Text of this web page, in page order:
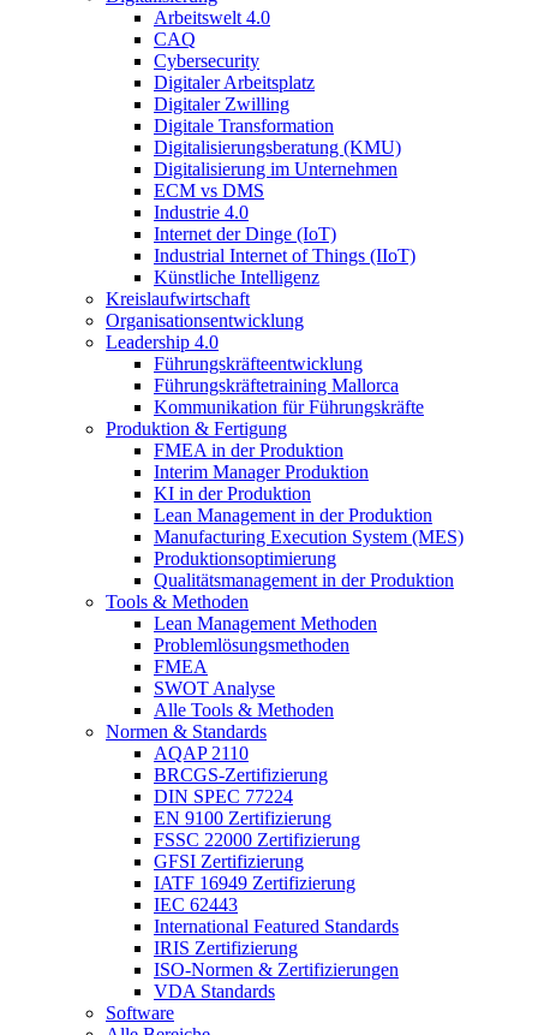
Arbeitswelt 4.0
CAQ
Cybersecurity
Digitaler Arbeitsplatz
Digitaler Zwilling
Digitale Transformation
Digitalisierungsberatung (KMU)
Digitalisierung im Unternehmen
ECM vs DMS
Industrie 4.0
Internet der Dinge (IoT)
Industrial Internet of Things (IIoT)
Künstliche Intelligenz
Kreislaufwirtschaft
Organisationsentwicklung
Leadership 4.0
Führungskräfteentwicklung
Führungskräftetraining Mallorca
Kommunikation für Führungskräfte
Produktion & Fertigung
FMEA in der Produktion
Interim Manager Produktion
KI in der Produktion
Lean Management in der Produktion
Manufacturing Execution System (MES)
Produktionsoptimierung
Qualitätsmanagement in der Produktion
Tools & Methoden
Lean Management Methoden
Problemlösungsmethoden
FMEA
SWOT Analyse
Alle Tools & Methoden
Normen & Standards
AQAP 2110
BRCGS-Zertifizierung
DIN SPEC 77224
EN 9100 Zertifizierung
FSSC 22000 Zertifizierung
GFSI Zertifizierung
IATF 16949 Zertifizierung
IEC 62443
International Featured Standards
IRIS Zertifizierung
ISO-Normen & Zertifizierungen
VDA Standards
Software